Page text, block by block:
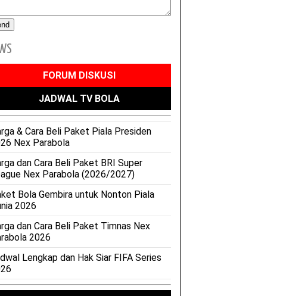
FORUM DISKUSI
JADWAL TV BOLA
& Cara Beli Paket Piala Presiden
Nex Parabola
dan Cara Beli Paket BRI Super
Nex Parabola (2026/2027)
Bola Gembira untuk Nonton Piala
2026
dan Cara Beli Paket Timnas Nex
2026
Lengkap dan Hak Siar FIFA Series